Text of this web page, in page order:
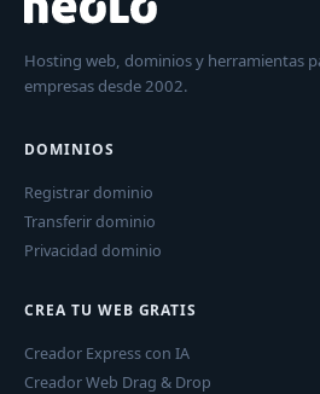
Hosting web, dominios y herramientas
empresas desde 2002.
DOMINIOS
Registrar dominio
Transferir dominio
Privacidad dominio
CREA TU WEB GRATIS
Creador Express con IA
Creador Web Drag & Drop